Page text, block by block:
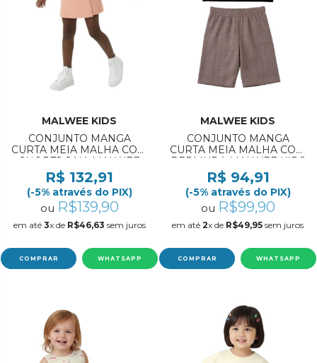
MALWEE KIDS
CONJUNTO MANGA
CURTA MEIA MALHA COM
SHORTS SAIA MALWEE
KIDS REF:1000139389
10/14
R$ 132,91
(-5% através do PIX)
ou R$139,90
em até 3x de R$46,63 sem juros
COMPRAR WHATSAPP
MALWEE KIDS
CONJUNTO MANGA
CURTA MEIA MALHA COM
BERMUDA MALWEE KIDS
REF:1000139129 4/8
R$ 94,91
(-5% através do PIX)
ou R$99,90
em até 2x de R$49,95 sem juros
COMPRAR WHATSAPP